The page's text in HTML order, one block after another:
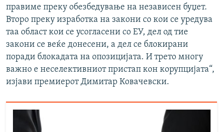
правиме преку обезбедување на независен буџет.
Второ преку изработка на закони со кои се уредува
таа област кои се усогласени со ЕУ, дел од тие
закони се веќе донесени, а дел се блокирани
поради блокадата на опозицијата. И трето многу
важно е неселективниот пристап кон корупцијата“,
изјави премиерот Димитар Ковачевски.